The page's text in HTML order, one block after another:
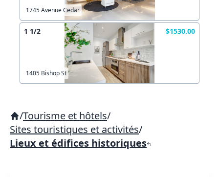
1745 Avenue Cedar
1 1/2 $1530.00
1405 Bishop St
/Tourisme et hôtels/
Sites touristiques et activités/
Lieux et édifices historiques